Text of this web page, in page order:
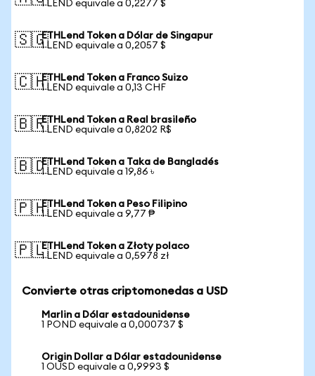
1 LEND equivale a 0,2277 $
🇸🇬ETHLend Token a Dólar de Singapur
1 LEND equivale a 0,2057 $
🇨🇭ETHLend Token a Franco Suizo
1 LEND equivale a 0,13 CHF
🇧🇷ETHLend Token a Real brasileño
1 LEND equivale a 0,8202 R$
🇧🇩ETHLend Token a Taka de Bangladés
1 LEND equivale a 19,86 ৳
🇵🇭ETHLend Token a Peso Filipino
1 LEND equivale a 9,77 ₱
🇵🇱ETHLend Token a Złoty polaco
1 LEND equivale a 0,5978 zł
Convierte otras criptomonedas a USD
Marlin a Dólar estadounidense
1 POND equivale a 0,000737 $
Origin Dollar a Dólar estadounidense
1 OUSD equivale a 0,9993 $